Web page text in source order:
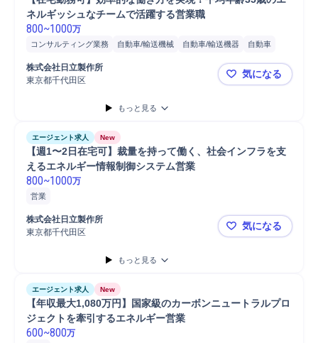
ネルギッシュなチームで活躍する営業職
800~1000万
コンサルティング業務 自動車/輸送機械 自動車/輸送機器
自動車
営業
分析 コンサルタント
株式会社日立製作所
東京都千代田区
【在宅勤務
気になる
もっと見る
エージェント求人 New
【週1〜2日在宅可】裁量を持って働く、社会インフラを支
えるエネルギー情報制御システム営業
800~1000万
営業
株式会社日立製作所
東京都千代田区
【週1〜2日
気になる
もっと見る
エージェント求人 New
【年収最大1,080万円】国家級のカーボンニュートラルプロ
ジェクトを牽引するエネルギー営業
600~800万